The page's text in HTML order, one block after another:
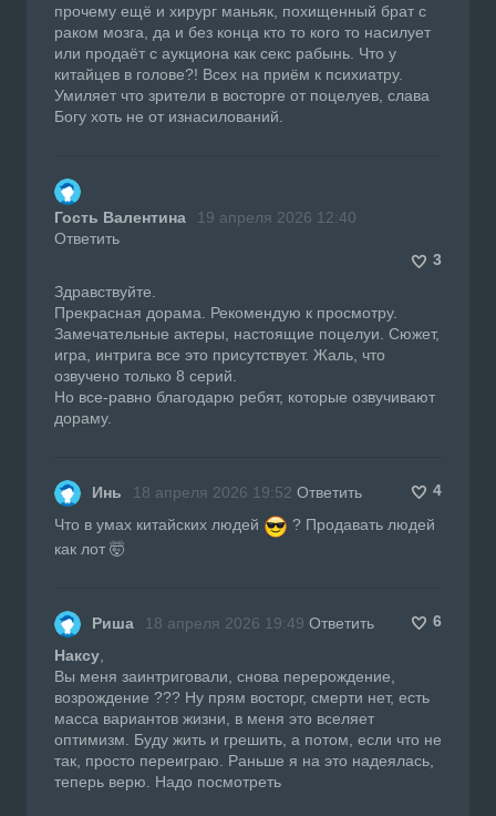
прочему ещё и хирург маньяк, похищенный брат с
раком мозга, да и без конца кто то кого то насилует
или продаёт с аукциона как секс рабынь. Что у
китайцев в голове?! Всех на приём к психиатру.
Умиляет что зрители в восторге от поцелуев, слава
Богу хоть не от изнасилований.
Гость Валентина
19 апреля 2026 12:40
Ответить
3
Здравствуйте.
Прекрасная дорама. Рекомендую к просмотру.
Замечательные актеры, настоящие поцелуи. Сюжет,
игра, интрига все это присутствует. Жаль, что
озвучено только 8 серий.
Но все-равно благодарю ребят, которые озвучивают
дораму.
Инь 18 апреля 2026 19:52 Ответить
4
Что в умах китайских людей
? Продавать людей
как лот 🤯
Риша 18 апреля 2026 19:49 Ответить
6
Наксу
Вы меня заинтриговали, снова перерождение,
возрождение ??? Ну прям восторг, смерти нет, есть
масса вариантов жизни, в меня это вселяет
оптимизм. Буду жить и грешить, а потом, если что не
так, просто переиграю. Раньше я на это надеялась,
теперь верю. Надо посмотреть